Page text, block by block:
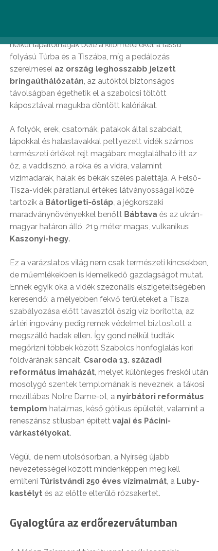
nélkül lapátolhatják bele a kilométereket a lassú
folyású Túrba és a Tiszába, míg a pedálozás
szerelmesei az ország leghosszabb jelzett
bringaúthálózatán, az autóktól biztonságos
távolságban égethetik el a szabolcsi töltött
káposztával magukba döntött kalóriákat.
A folyók, erek, csatornák, patakok által szabdalt,
lápokkal és halastavakkal pettyezett vidék számos
természeti értéket rejt magában: megtalálható itt az
őz, a vaddisznó, a róka és a vidra, valamint
vízimadarak, halak és békák széles palettája. A Felső-
Tisza-vidék páratlanul értékes látványosságai közé
tartozik a Bátorligeti-ősláp, a jégkorszaki
maradványnövényekkel benőtt Bábtava és az ukrán-
magyar határon álló, 219 méter magas, vulkanikus
Kaszonyi-hegy.
Ez a varázslatos világ nem csak természeti kincsekben,
de műemlékekben is kiemelkedő gazdagságot mutat.
Ennek egyik oka a vidék szezonális elszigeteltségében
keresendő: a mélyebben fekvő területeket a Tisza
szabályozása előtt tavasztól őszig víz borította, az
ártéri ingovány pedig remek védelmet biztosított a
megszálló hadak ellen. Így gond nélkül tudták
megőrizni többek között Szabolcs honfoglalás kori
földvárának sáncait, Csaroda 13. századi
református imaházát, melyet különleges freskói után
mosolygó szentek templomának is neveznek, a tákosi
mezítlábas Notre Dame-ot, a nyírbátori református
templom hatalmas, késő gótikus épületét, valamint a
reneszánsz stílusban épített vajai és Pácini-
várkastélyokat.
Végül, de nem utolsósorban, a Nyírség újabb
nevezetességei között mindenképpen meg kell
említeni Túristvándi 250 éves vízimalmát, a Luby-
kastélyt és az előtte elterülő rózsakertet.
Gyalogtúra az erdőrezervátumban